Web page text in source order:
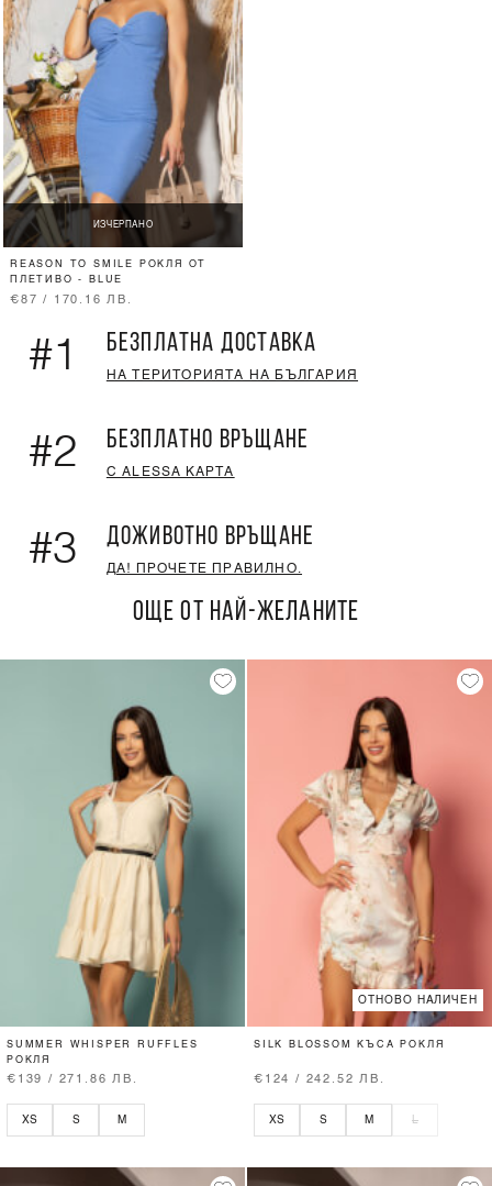
ИЗЧЕРПАНО
REASON TO SMILE РОКЛЯ ОТ
ПЛЕТИВО - BLUE
€87 / 170.16 ЛВ.
#1 БЕЗПЛАТНА ДОСТАВКА
НА ТЕРИТОРИЯТА НА БЪЛГАРИЯ
#2 БЕЗПЛАТНО ВРЪЩАНЕ
С ALESSA КАРТА
#3 ДОЖИВОТНО ВРЪЩАНЕ
ДА! ПРОЧЕТЕ ПРАВИЛНО.
ОЩЕ ОТ НАЙ-ЖЕЛАНИТЕ
SUMMER WHISPER RUFFLES
РОКЛЯ
€139 / 271.86 ЛВ.
XS S M
ОТНОВО НАЛИЧЕН
SILK BLOSSOM КЪСА РОКЛЯ
€124 / 242.52 ЛВ.
XS S M L